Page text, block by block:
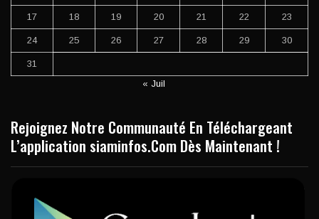
17 18 19 20 21 22 23
24 25 26 27 28 29 30
31
« Juil
Rejoignez Notre Communauté En Téléchargeant
L’application siaminfos.Com Dès Maintenant !